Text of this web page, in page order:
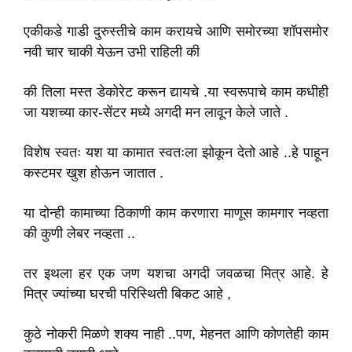
एकीकडे गाडी दुरुस्तीचे काम करायचे आणि समोरच्या शॉपसमोर
नवी चार चाकी येऊन उभी राहिली की
की तिला मस्त डेकोरेट करून द्यायचे .या स्वरूपाचे काम कधीही
जा यशच्या कार-सेंटर मध्ये अगदी मन लावून केले जाते .
विशेष स्वतः यश या कामात स्वतःला झोकून देतो आहे ..हे पाहून
कस्टमर खुश होऊन जातात .
या दोन्ही कामाच्या ठिकाणी काम करणारा माणूस कामगार नव्हता
की कुणी लेबर नव्हता ..
तर इथला हर एक जण यशचा अगदी जवळचा मित्र आहे. हे
मित्र ज्यांच्या घरची परिस्थिती बिकट आहे ,
कुठे नोकरी मिळणे शक्य नाही ..पण, मेहनत आणि कोणतेही काम